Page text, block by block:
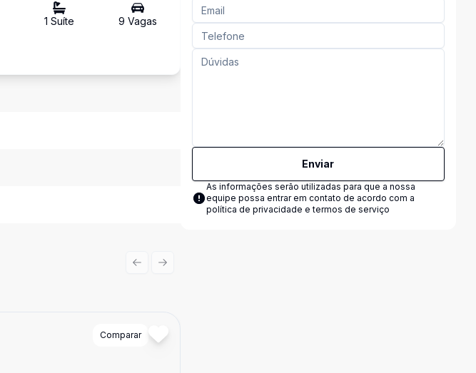
1 Suíte 9 Vagas
Comparar
Previous slide
Next slide
Enviar
As informações serão utilizadas para que a nossa
equipe possa entrar em contato de acordo com a
política de privacidade e termos de serviço